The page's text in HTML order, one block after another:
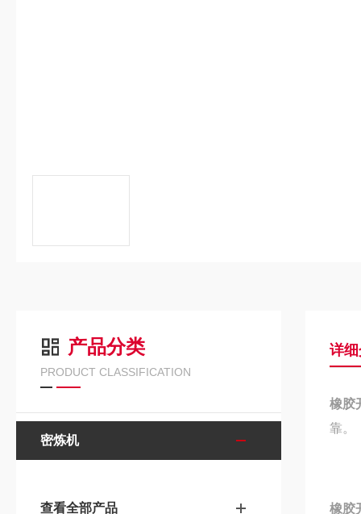
产品分类
PRODUCT CLASSIFICATION
密炼机
查看全部产品
详
橡胶
靠。
橡胶